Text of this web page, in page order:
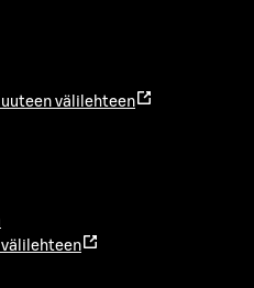
välilehteen